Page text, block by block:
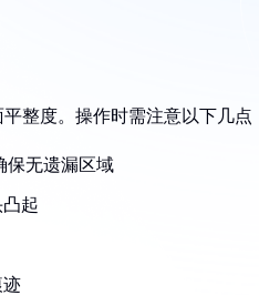
整度。操作时需注意以下几点
保无遗漏区域
起
迹